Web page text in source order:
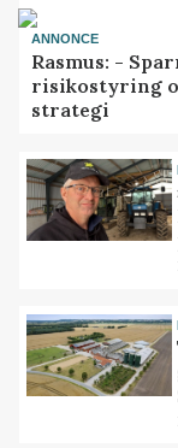
ANNONCE
Rasmus: -
risikostyring
strategi